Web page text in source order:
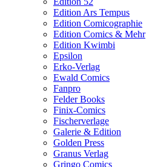
Edition Ars Tempus
Edition Comicographie
Edition Comics & Mehr
Edition Kwimbi
Epsilon
Erko-Verlag
Ewald Comics
Fanpro
Felder Books
Finix-Comics
Fischerverlage
Galerie & Edition
Golden Press
Granus Verlag
Gringo Comics